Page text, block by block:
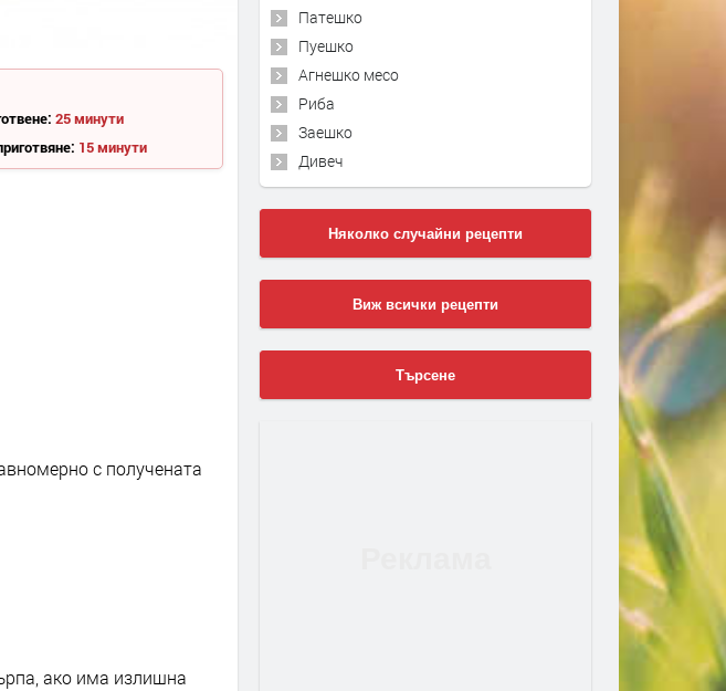
25 минути
15 минути
с получената
ако има излишна
Патешко
Пуешко
Агнешко месо
Риба
Заешко
Дивеч
Няколко случайни рецепти
Виж всички рецепти
Търсене